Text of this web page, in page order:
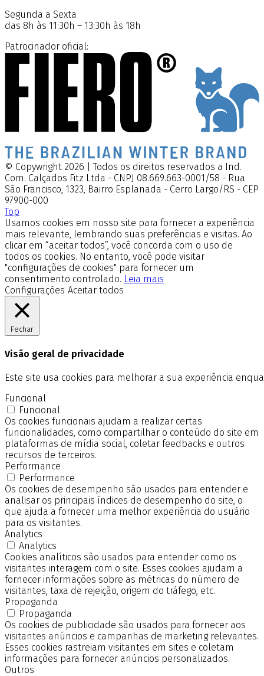
Segunda a Sexta
das 8h às 11:30h – 13:30h às 18h
Patrocinador oficial:
© Copywright 2026 | Todos os direitos reservados a Ind.
Com. Calçados Fitz Ltda - CNPJ 08.669.663-0001/58 - Rua
São Francisco, 1323, Bairro Esplanada - Cerro Largo/RS - CEP
97900-000
Top
Usamos cookies em nosso site para fornecer a experiência
mais relevante, lembrando suas preferências e visitas. Ao
clicar em “aceitar todos”, você concorda com o uso de
todos os cookies. No entanto, você pode visitar
"configurações de cookies" para fornecer um
consentimento controlado. Leia mais
Configurações Aceitar todos
Fechar
Visão geral de privacidade
Este site usa cookies para melhorar a sua experiência
Funcional
Funcional
Os cookies funcionais ajudam a realizar certas
funcionalidades, como compartilhar o conteúdo do site em
plataformas de mídia social, coletar feedbacks e outros
recursos de terceiros.
Performance
Performance
Os cookies de desempenho são usados para entender e
analisar os principais índices de desempenho do site, o
que ajuda a fornecer uma melhor experiência do usuário
para os visitantes.
Analytics
Analytics
Cookies analíticos são usados para entender como os
visitantes interagem com o site. Esses cookies ajudam a
fornecer informações sobre as métricas do número de
visitantes, taxa de rejeição, origem do tráfego, etc.
Propaganda
Propaganda
Os cookies de publicidade são usados para fornecer aos
visitantes anúncios e campanhas de marketing relevantes.
Esses cookies rastreiam visitantes em sites e coletam
informações para fornecer anúncios personalizados.
Outros